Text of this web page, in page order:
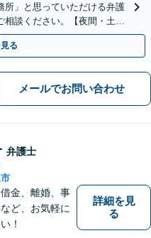
所」と思っていただける弁護
談ください。【夜間・土日
子連れ相談可】
る
メールでお問い合わせ
弁護士
借金、離婚、事
ど、お気軽に
！
詳細を見
る